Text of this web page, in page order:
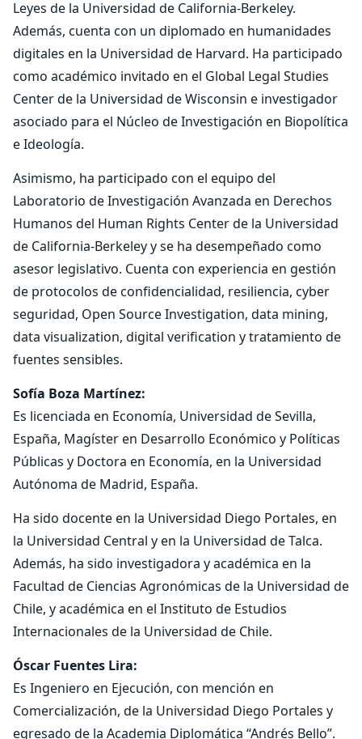
Leyes de la Universidad de California-Berkeley.
Además, cuenta con un diplomado en humanidades
digitales en la Universidad de Harvard. Ha participado
como académico invitado en el Global Legal Studies
Center de la Universidad de Wisconsin e investigador
asociado para el Núcleo de Investigación en Biopolítica
e Ideología.
Asimismo, ha participado con el equipo del
Laboratorio de Investigación Avanzada en Derechos
Humanos del Human Rights Center de la Universidad
de California-Berkeley y se ha desempeñado como
asesor legislativo. Cuenta con experiencia en gestión
de protocolos de confidencialidad, resiliencia, cyber
seguridad, Open Source Investigation, data mining,
data visualization, digital verification y tratamiento de
fuentes sensibles.
Sofía Boza Martínez:
Es licenciada en Economía, Universidad de Sevilla,
España, Magíster en Desarrollo Económico y Políticas
Públicas y Doctora en Economía, en la Universidad
Autónoma de Madrid, España.
Ha sido docente en la Universidad Diego Portales, en
la Universidad Central y en la Universidad de Talca.
Además, ha sido investigadora y académica en la
Facultad de Ciencias Agronómicas de la Universidad de
Chile, y académica en el Instituto de Estudios
Internacionales de la Universidad de Chile.
Óscar Fuentes Lira:
Es Ingeniero en Ejecución, con mención en
Comercialización, de la Universidad Diego Portales y
egresado de la Academia Diplomática “Andrés Bello”.